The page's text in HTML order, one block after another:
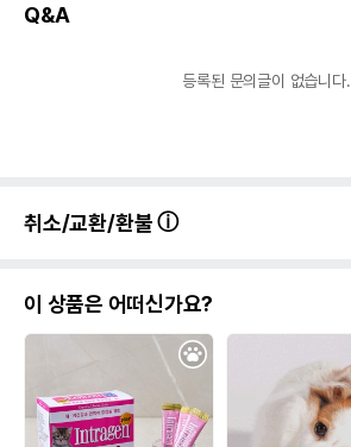
Q&A
등록된 문의글이 없습니다.
취소/교환/환불
이 상품은 어떠신가요?